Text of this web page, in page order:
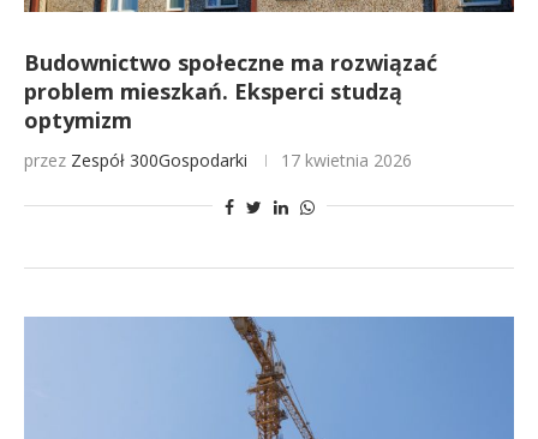
Budownictwo społeczne ma rozwiązać
problem mieszkań. Eksperci studzą
optymizm
przez Zespół 300Gospodarki 17 kwietnia 2026